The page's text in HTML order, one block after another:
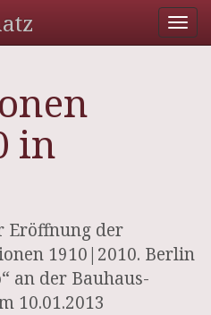
in
Eröffnung der
1910|2010. Berlin
an der Bauhaus-
10.01.2013